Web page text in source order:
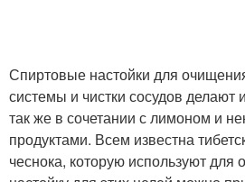
Спиртовые настойки для
системы и чистки сосудов делают
так же в сочетании с лимоном и
продуктами. Всем известна
чеснока, которую используют для